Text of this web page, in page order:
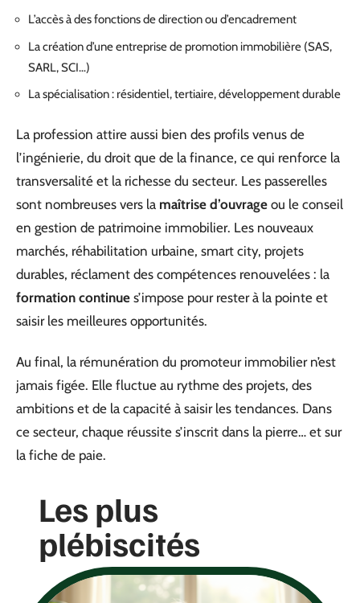
L’accès à des fonctions de direction ou d’encadrement
La création d’une entreprise de promotion immobilière (SAS,
SARL, SCI…)
La spécialisation : résidentiel, tertiaire, développement durable
La profession attire aussi bien des profils venus de
l’ingénierie, du droit que de la finance, ce qui renforce la
transversalité et la richesse du secteur. Les passerelles
sont nombreuses vers la maîtrise d’ouvrage ou le conseil
en gestion de patrimoine immobilier. Les nouveaux
marchés, réhabilitation urbaine, smart city, projets
durables, réclament des compétences renouvelées : la
formation continue s’impose pour rester à la pointe et
saisir les meilleures opportunités.
Au final, la rémunération du promoteur immobilier n’est
jamais figée. Elle fluctue au rythme des projets, des
ambitions et de la capacité à saisir les tendances. Dans
ce secteur, chaque réussite s’inscrit dans la pierre… et sur
la fiche de paie.
Les plus
plébiscités